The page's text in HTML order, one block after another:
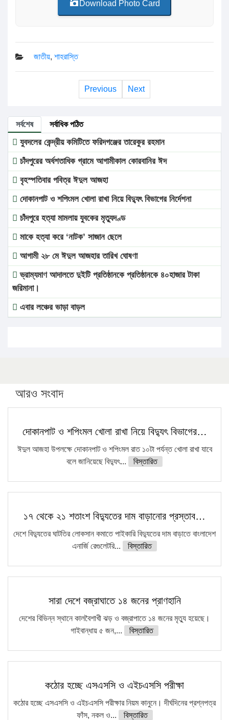
Download Photo Card
জাতীয়, শাহরাস্তি
Previous Next
সর্বশেষ সর্বাধিক পঠিত
যুবদলের কেন্দ্রীয় কমিটিতে ফরিদগঞ্জের তারেকুর রহমান
চাঁদপুরের অর্ধশতাধিক গ্রামে আগামীকাল কোরবানির ঈদ
বৃহস্পতিবার পবিত্র ঈদুল আজহা
দোকানপাট ও শপিংমল খোলা রাখা নিয়ে বিদ্যুৎ বিভাগের নির্দেশনা
চাঁদপুরে হত্যা মামলায় যুবকের মৃত্যুদণ্ড
মাকে হত্যা করে ‘নাটক’ সাজান ছেলে
আগামী ২৮ মে ঈদুল আজহার তারিখ ঘোষণা
ভ্রাম্যমাণ আদালতে দুইটি প্রতিষ্ঠানকে প্রতিষ্ঠানকে ৪০হাজার টাকা
জরিমানা।
এবার লঞ্চের ভাড়া বাড়ল
সারা দেশে বজ্রাঘাতে ১৪ জনের প্রাণহানি
ফরিদগঞ্জে আগুনে পুড়লো ৬ ব্যবসা প্রতিষ্ঠান
আরও সংবাদ
দোকানপাট ও শপিংমল খোলা রাখা নিয়ে বিদ্যুৎ বিভাগের…
ঈদুল আজহা উপলক্ষে দোকানপাট ও শপিংমল রাত ১০টা পর্যন্ত খোলা রাখা যাবে
বলে জানিয়েছে বিদ্যুৎ...
বিস্তারিত
১৭ থেকে ২১ শতাংশ বিদ্যুতের দাম বাড়ানোর প্রস্তাব…
দেশে বিদ্যুতের ঘাটতির লোকসান কমাতে পাইকারি বিদ্যুতের দাম বাড়াতে বাংলাদেশ
এনার্জি রেগুলেটরি...
বিস্তারিত
সারা দেশে বজ্রাঘাতে ১৪ জনের প্রাণহানি
দেশের বিভিন্ন স্থানে কালবৈশাখী ঝড় ও বজ্রাপাতে ১৪ জনের মৃত্যু হয়েছে।
গাইবান্ধায় ৫ জন,...
বিস্তারিত
কঠোর হচ্ছে এসএসসি ও এইচএসসি পরীক্ষা
কঠোর হচ্ছে এসএসসি ও এইচএসসি পরীক্ষার নিয়ম কানুনে। দীর্ঘদিনের প্রশ্নপত্র
ফাঁস, নকল ও...
বিস্তারিত